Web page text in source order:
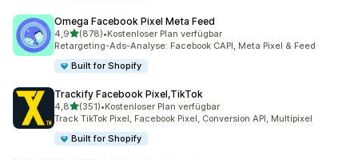
Omega Facebook Pixel Meta Feed
4,9von 5 Sternen
(878)
878 Rezensionen insgesamt
•Kostenloser Plan verfügbar
Retargeting-Ads-Analyse: Facebook CAPI, Meta Pixel & Feed
Built for Shopify
Trackify Facebook Pixel,TikTok
4,8von 5 Sternen
(351)
351 Rezensionen insgesamt
•Kostenloser Plan verfügbar
Track TikTok Pixel, Facebook Pixel, Conversion API, Multipixel
Built for Shopify